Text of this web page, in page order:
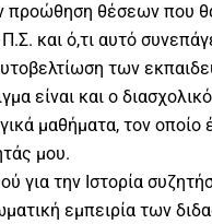
προώθηση θέσεων που
και ό,τι αυτό
των
είναι και ο
μαθήματα, τον οποίο
μου.
για την Ιστορία
εμπειρία των